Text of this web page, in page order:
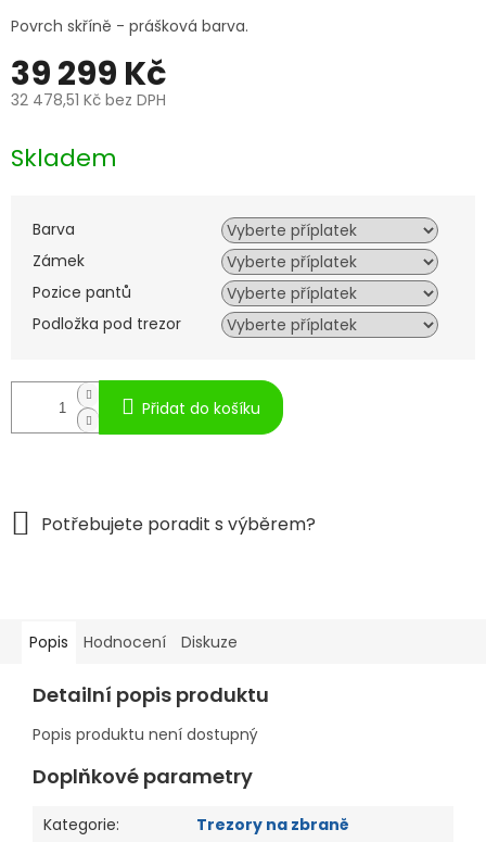
39 299 Kč
32 478,51 Kč bez DPH
cena:
Skladem
Barva
Zámek
Pozice pantů
Podložka pod trezor
Přidat do košíku
Povrch skříně - prášková barva.
Popis Hodnocení Diskuze
Detailní popis produktu
Popis produktu není dostupný
Doplňkové parametry
Kategorie:
Trezory na zbraně